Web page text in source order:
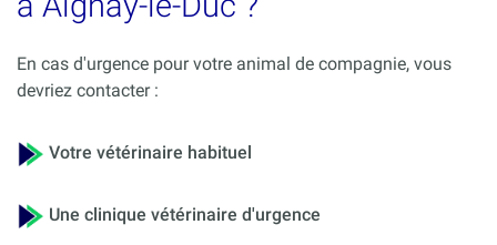
En cas d'urgence pour votre animal de compagnie, vous
devriez contacter :
Votre vétérinaire habituel
Une clinique vétérinaire d'urgence